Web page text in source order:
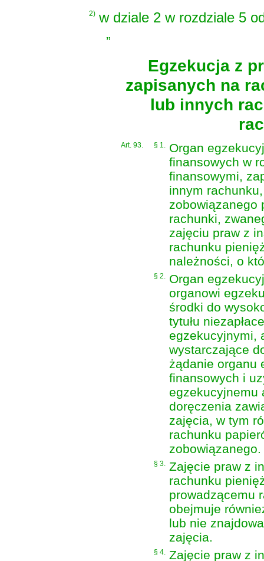
2) w dziale 2 w rozdziale 5
„
Egzekucja z
zapisanych na
lub innych
Art. 93. § 1.
Organ
finansowych w
finansowymi,
innym
zobowiązanego
rachunki,
zajęciu praw z
rachunku
należności, o
§ 2.
Organ
organowi
środki do
tytułu
egzekucyjnymi,
wystarczające
żądanie organu
finansowych i
egzekucyjnemu
doręczenia
zajęcia, w tym
rachunku
zobowiązanego.
§ 3.
Zajęcie praw z
rachunku
prowadzącemu
obejmuje
lub nie
zajęcia.
§ 4. Zajęcie praw z